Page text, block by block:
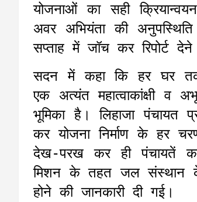
योजनाओं का सही
अवर अभियंता की
सप्ताह में जॉच कर रिपोर्ट
सदन में कहा कि हर घर
एक अत्यंत महात्वाकांक्षी व
भूमिका है। लिहाजा पंचायत
कर योजना निर्माण के हर
देख-परख कर ही पंचायतें
मिशन के तहत जल संस्थान
होने की जानकारी दी गई।